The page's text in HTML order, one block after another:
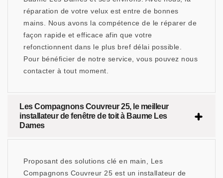
réparation de votre velux est entre de bonnes
mains. Nous avons la compétence de le réparer de
façon rapide et efficace afin que votre
refonctionnent dans le plus bref délai possible.
Pour bénéficier de notre service, vous pouvez nous
contacter à tout moment.
Les Compagnons Couvreur 25, le meilleur
installateur de fenêtre de toit à Baume Les
Dames
Proposant des solutions clé en main, Les
Compagnons Couvreur 25 est un installateur de